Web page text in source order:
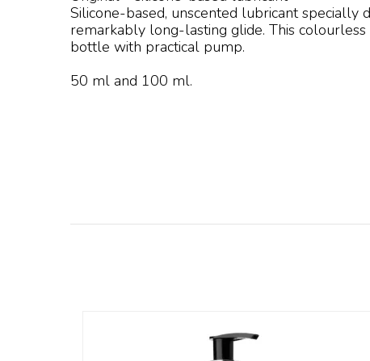
Silicone-based, unscented lubricant
remarkably long-lasting glide. This
bottle with practical pump.
50 ml and 100 ml.